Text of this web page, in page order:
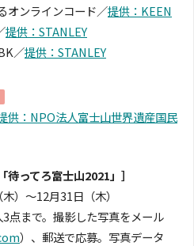
オンラインコード／提供：KEEN
提供：STANLEY
／提供：STANLEY
供：NPO法人富士山世界遺産国民
待ってろ富士山2021」］
）〜12月31日（木）
3点まで。撮影した写真をメール
）、郵送で応募。写真データ